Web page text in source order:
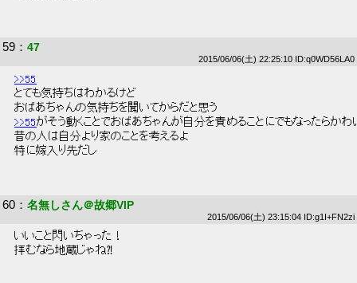
59 ： 47
2015/06/06(土) 22:25:10 ID:q0WD56LA0
>>55
とても気持ちはわかるけど
おばあちゃんの気持ちを聞いてからだと思う
>>55がそう動くことでおばあちゃんが自分を責めることにでもなったらか
昔の人は自分より家のことを考えるよ
特に嫁入り先だし
60 ： 名無しさん＠故郷VIP
2015/06/06(土) 23:15:04 ID:g1I+FN2zi
いいこと閃いちゃった！
拝むなら地蔵じゃね⁈